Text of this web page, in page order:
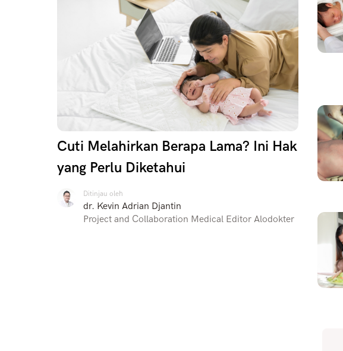
Cuti Melahirkan Berapa Lama? Ini Hak
yang Perlu Diketahui
Ditinjau oleh
dr. Kevin Adrian Djantin
Project and Collaboration Medical Editor Alodokter